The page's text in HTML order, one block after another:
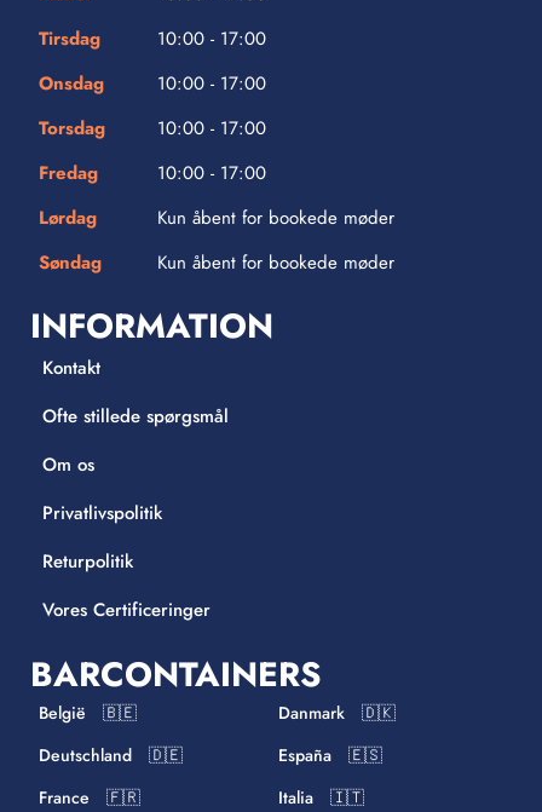
Tirsdag
10:00 - 17:00
Onsdag
10:00 - 17:00
Torsdag
10:00 - 17:00
Fredag
10:00 - 17:00
Lørdag
Kun åbent for bookede møder
Søndag
Kun åbent for bookede møder
INFORMATION
Kontakt
Ofte stillede spørgsmål
Om os
Privatlivspolitik
Returpolitik
Vores Certificeringer
BARCONTAINERS
België 🇧🇪
Danmark 🇩🇰
Deutschland 🇩🇪
España 🇪🇸
France 🇫🇷
Italia 🇮🇹